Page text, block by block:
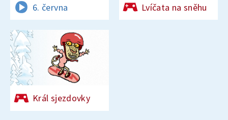
6. června Lvíčata na sněhu
Král sjezdovky